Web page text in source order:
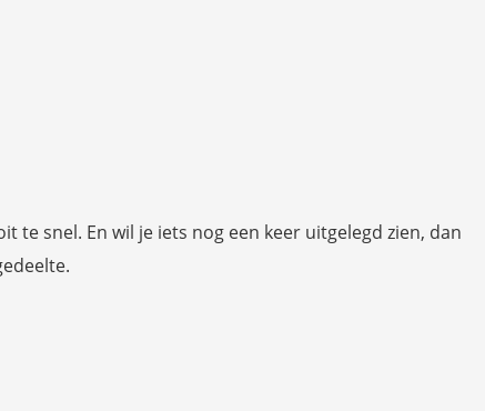
snel. En wil je iets nog een keer uitgelegd zien, dan